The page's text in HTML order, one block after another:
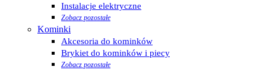
Instalacje elektryczne
Zobacz pozostałe
Kominki
Akcesoria do kominków
Brykiet do kominków i piecy
Zobacz pozostałe